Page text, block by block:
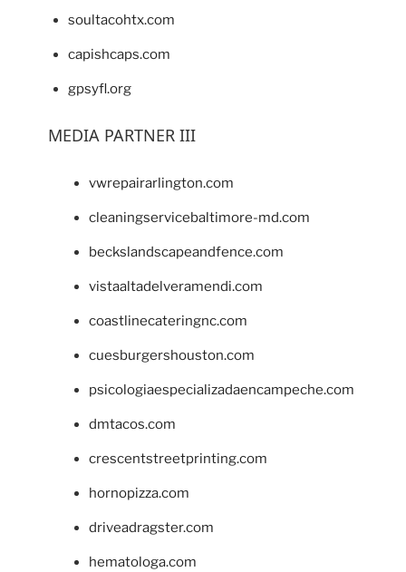
soultacohtx.com
capishcaps.com
gpsyfl.org
MEDIA PARTNER III
vwrepairarlington.com
cleaningservicebaltimore-md.com
beckslandscapeandfence.com
vistaaltadelveramendi.com
coastlinecateringnc.com
cuesburgershouston.com
psicologiaespecializadaencampeche.com
dmtacos.com
crescentstreetprinting.com
hornopizza.com
driveadragster.com
hematologa.com